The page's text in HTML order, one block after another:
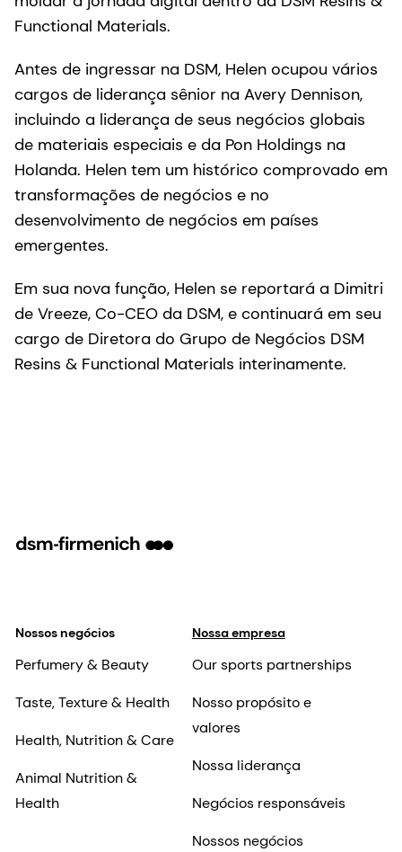
Functional Materials.
Antes de ingressar na DSM, Helen ocupou vários
cargos de liderança sênior na Avery Dennison,
incluindo a liderança de seus negócios globais
de materiais especiais e da Pon Holdings na
Holanda. Helen tem um histórico comprovado em
transformações de negócios e no
desenvolvimento de negócios em países
emergentes.
Em sua nova função, Helen se reportará a Dimitri
de Vreeze, Co-CEO da DSM, e continuará em seu
cargo de Diretora do Grupo de Negócios DSM
Resins & Functional Materials interinamente.
Nossos negócios
Perfumery & Beauty
Taste, Texture & Health
Health, Nutrition & Care
Animal Nutrition &
Health
Nossa empresa
Our sports partnerships
Nosso propósito e
valores
Nossa liderança
Negócios responsáveis
Nossos negócios